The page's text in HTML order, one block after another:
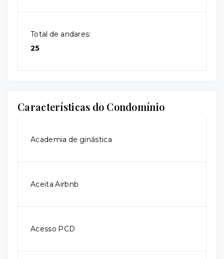
Total de andares:
25
Características do Condomínio
Academia de ginástica
Aceita Airbnb
Acesso PCD